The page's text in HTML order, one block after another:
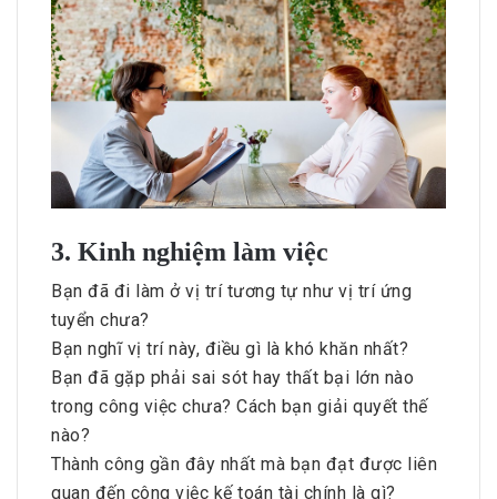
3. Kinh nghiệm làm việc
Bạn đã đi làm ở vị trí tương tự như vị trí ứng
tuyển chưa?
Bạn nghĩ vị trí này, điều gì là khó khăn nhất?
Bạn đã gặp phải sai sót hay thất bại lớn nào
trong công việc chưa? Cách bạn giải quyết thế
nào?
Thành công gần đây nhất mà bạn đạt được liên
quan đến công việc kế toán tài chính là gì?